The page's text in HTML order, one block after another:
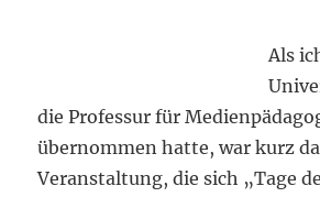
Als
die Professur für
übernommen hatte, war kurz
Veranstaltung, die sich „Tage